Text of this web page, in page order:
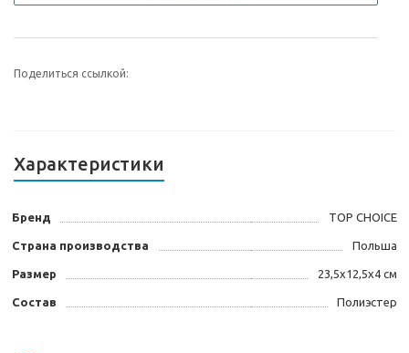
Поделиться ссылкой:
Характеристики
Бренд TOP CHOICE
Страна производства Польша
Размер 23,5х12,5х4 см
Состав Полиэстер